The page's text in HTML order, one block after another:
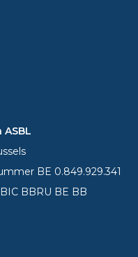
BE 0.849.929.341
BBRU BE BB